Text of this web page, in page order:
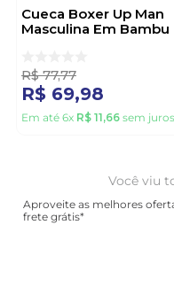
Cueca Boxer Up Man
Masculina Em Bambu
R$ 77,77
R$ 69,98
Em até 6x R$ 11,66 sem juros
Você viu
Aproveite as melhores
frete grátis*